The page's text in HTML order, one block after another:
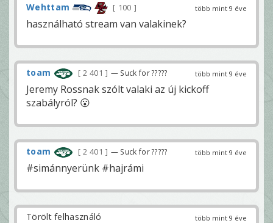
több mint 9 éve
Wehttam 100
használható stream van valakinek?
több mint 9 éve
toam 2 401 — Suck for ?????
Jeremy Rossnak szólt valaki az új kickoff
szabályról? 😮
több mint 9 éve
toam 2 401 — Suck for ?????
#simánnyerünk #hajrámi
több mint 9 éve
Törölt felhasználó